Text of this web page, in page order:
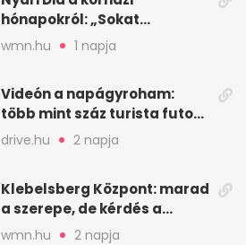
hónapokról: „Sokat
veszekedtem Istennel”
wmn.hu 1 napja
Videón a napágyroham:
több mint száz turista futott
a helyekért Tenerifén
drive.hu 2 napja
Klebelsberg Központ: marad
a szerepe, de kérdés a
hitelessége
wmn.hu 2 napja